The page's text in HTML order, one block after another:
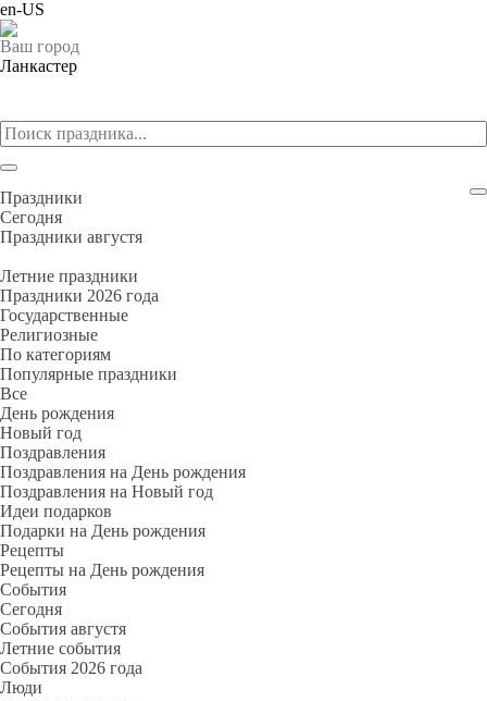
en-US
Ваш город
Ланкастер
Праздники
Cегодня
Праздники августя
Летние праздники
Праздники 2026 года
Государственные
Религиозные
По категориям
Популярные праздники
Все
День рождения
Новый год
Поздравления
Поздравления на День рождения
Поздравления на Новый год
Идеи подарков
Подарки на День рождения
Рецепты
Рецепты на День рождения
События
Cегодня
События августя
Летние события
События 2026 года
Люди